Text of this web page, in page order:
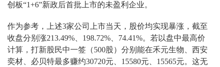
创板“1+6”新政后首批上市的未盈利企业。
作为参考，上述3家公司上市当天， 股价均实现暴涨，截至
收盘分别涨213.49%、198.72%、74.41%。若以盘中最高价
计算，打新股民中一签（500股）分别能在禾元生物、西安
奕材、必贝特最多赚约30720元、15580元、15565元。这无